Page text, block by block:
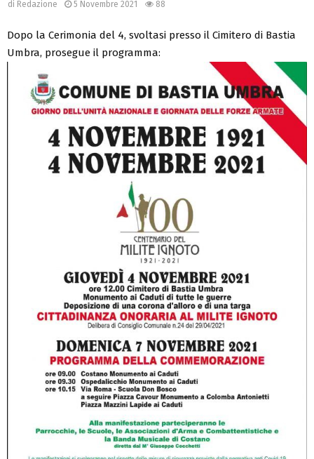
di Redazione 5 Novembre 2021 88
Dopo la Cerimonia del 4, svoltasi presso il Cimitero di Bastia
Umbra, prosegue il programma: